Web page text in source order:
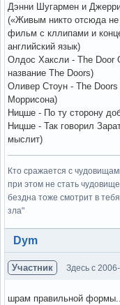
Дэнни Шугармен и
(«Живым никто отсюда
фильм с кллипами и
английский язык)
Олдос Хаксли - The Door
название The Doors)
Оливер Стоун - The
Моррисона)
Ницше - По ту сторону
Ницше - Так говорил
мыслит)
Кто сражается с
при этом не стать
бездна тоже смотрит в
зла"
Вне форума
Dym
Участник Здесь с
шрам правильной